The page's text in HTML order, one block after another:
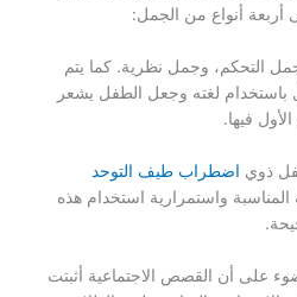
أربعة أنواع من الجمل:
التحكم، وجمل نظرية. كما يتم
باستخدام لغته وجعل الطفل يشعر
فيها.
ذوي اضطراب طيف التوحد
المناسبة واستمرارية استخدام هذه
على أن القصص الاجتماعية أثبتت